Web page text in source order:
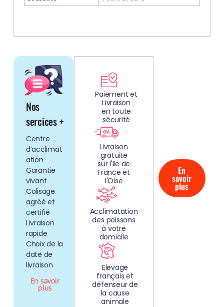
Nos
sercices +
Centre
d’acclimat
ation
Garantie
vivant
Colisage
agréé et
certifié
Livraison
rapide
Choix de la
date de
livraison
En savoir
plus
Paiement et
Livraison
en toute
sécurité
Livraison
gratuite
sur l'Ile de
France et
l'Oise
Acclimatation
des poissons
à votre
domicile
Elevage
français et
défenseur de
la cause
animale
En
savoir
plus